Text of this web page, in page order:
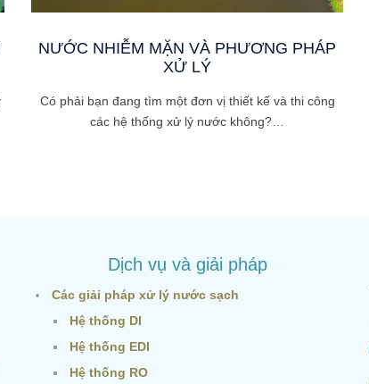
NƯỚC NHIỄM MẶN VÀ PHƯƠNG PHÁP
XỬ LÝ
Có phải bạn đang tìm một đơn vị thiết kế và thi công
các hệ thống xử lý nước không?…
Dịch vụ và giải pháp
Các giải pháp xử lý nước sạch
Hệ thống DI
Hệ thống EDI
Hệ thống RO